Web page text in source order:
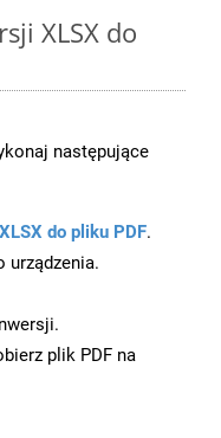
XLSX do
następujące
XLSX do pliku PDF.
urządzenia.
plik PDF na